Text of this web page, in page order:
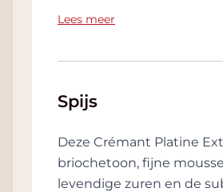
Over het
Allimant na zijn
- Crémant
1 van de favoriete
Lees meer
Spijs
Deze Crémant Platine
briochetoon, fijne
levendige zuren en de